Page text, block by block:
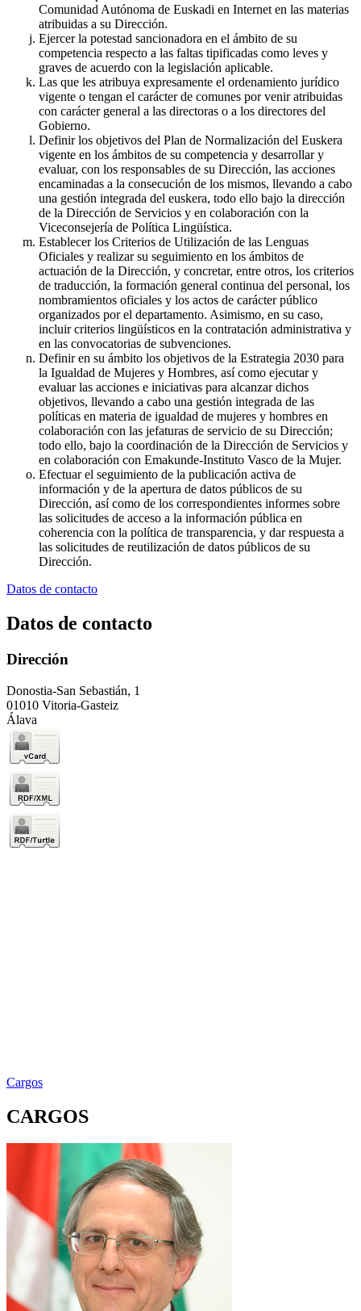
Comunidad Autónoma de Euskadi en Internet en las materias
atribuidas a su Dirección.
Ejercer la potestad sancionadora en el ámbito de su
competencia respecto a las faltas tipificadas como leves y
graves de acuerdo con la legislación aplicable.
Las que les atribuya expresamente el ordenamiento jurídico
vigente o tengan el carácter de comunes por venir atribuidas
con carácter general a las directoras o a los directores del
Gobierno.
Definir los objetivos del Plan de Normalización del Euskera
vigente en los ámbitos de su competencia y desarrollar y
evaluar, con los responsables de su Dirección, las acciones
encaminadas a la consecución de los mismos, llevando a cabo
una gestión integrada del euskera, todo ello bajo la dirección
de la Dirección de Servicios y en colaboración con la
Viceconsejería de Política Lingüística.
Establecer los Criterios de Utilización de las Lenguas
Oficiales y realizar su seguimiento en los ámbitos de
actuación de la Dirección, y concretar, entre otros, los criterios
de traducción, la formación general continua del personal, los
nombramientos oficiales y los actos de carácter público
organizados por el departamento. Asimismo, en su caso,
incluir criterios lingüísticos en la contratación administrativa y
en las convocatorias de subvenciones.
Definir en su ámbito los objetivos de la Estrategia 2030 para
la Igualdad de Mujeres y Hombres, así como ejecutar y
evaluar las acciones e iniciativas para alcanzar dichos
objetivos, llevando a cabo una gestión integrada de las
políticas en materia de igualdad de mujeres y hombres en
colaboración con las jefaturas de servicio de su Dirección;
todo ello, bajo la coordinación de la Dirección de Servicios y
en colaboración con Emakunde-Instituto Vasco de la Mujer.
Efectuar el seguimiento de la publicación activa de
información y de la apertura de datos públicos de su
Dirección, así como de los correspondientes informes sobre
las solicitudes de acceso a la información pública en
coherencia con la política de transparencia, y dar respuesta a
las solicitudes de reutilización de datos públicos de su
Dirección.
Datos de contacto
Datos de contacto
Dirección
Donostia-San Sebastián, 1
01010 Vitoria-Gasteiz
Álava
Cargos
CARGOS